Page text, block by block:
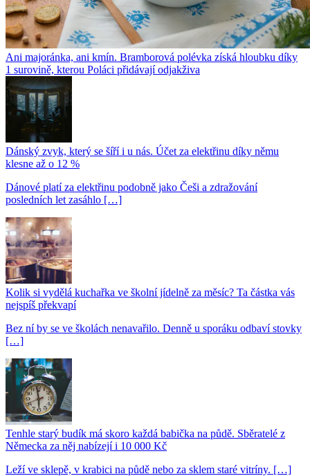
Ani majoránka, ani kmín. Bramborová polévka získá hloubku díky
1 surovině, kterou Poláci přidávají odjakživa
Dánský zvyk, který se šíří i u nás. Účet za elektřinu díky němu
klesne až o 12 %
Dánové platí za elektřinu podobně jako Češi a zdražování
posledních let zasáhlo […]
Kolik si vydělá kuchařka ve školní jídelně za měsíc? Ta částka vás
nejspíš překvapí
Bez ní by se ve školách nenavařilo. Denně u sporáku odbaví stovky
[…]
Tenhle starý budík má skoro každá babička na půdě. Sběratelé z
Německa za něj nabízejí i 10 000 Kč
Leží ve sklepě, v krabici na půdě nebo za sklem staré vitríny. […]